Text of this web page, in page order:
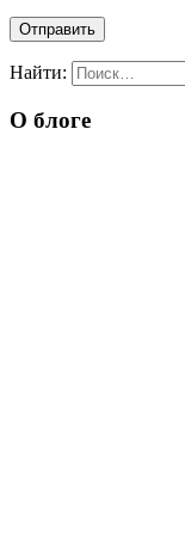
Найти:
О блоге